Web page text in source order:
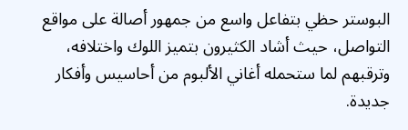
البوستر حظي بتفاعل واسع من جمهور أصالة على مواقع
التواصل، حيث أشاد الكثيرون بتميز اللوك واختلافه،
وترقبهم لما ستحمله أغاني الألبوم من أحاسيس وأفكار
جديدة.